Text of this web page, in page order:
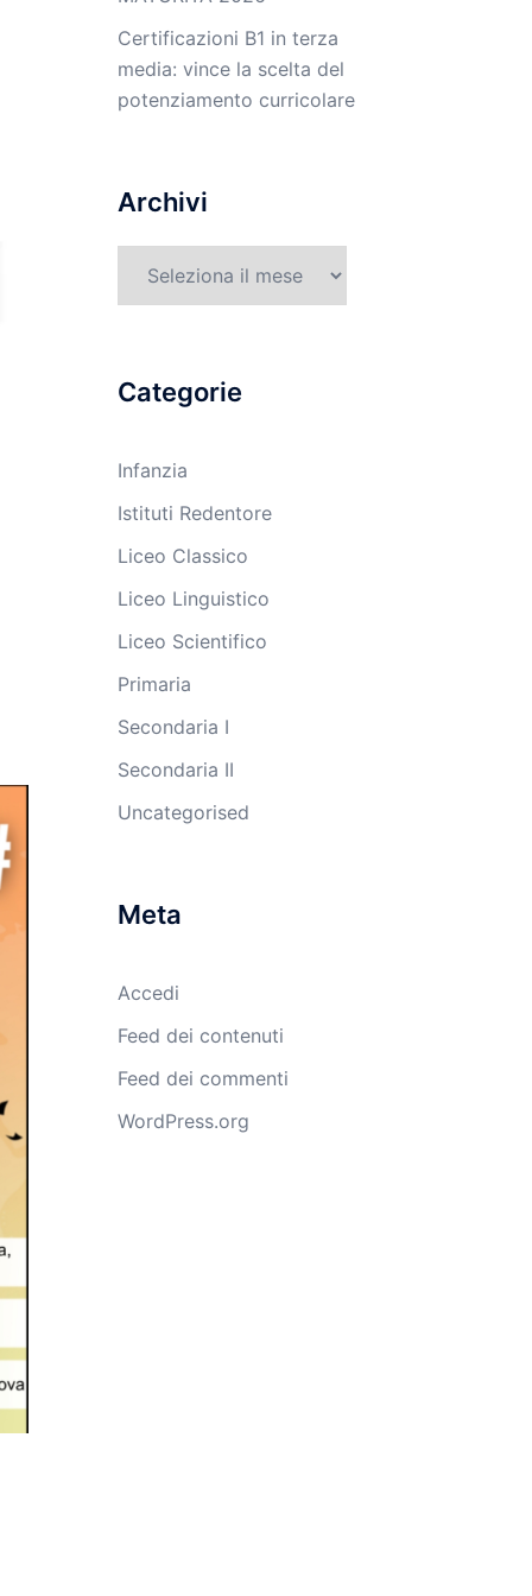
Certificazioni B1 in terza
media: vince la scelta del
potenziamento curricolare
Archivi
Categorie
Infanzia
Istituti Redentore
Liceo Classico
Liceo Linguistico
Liceo Scientifico
Primaria
Secondaria I
Secondaria II
Uncategorised
Meta
Accedi
Feed dei contenuti
Feed dei commenti
WordPress.org